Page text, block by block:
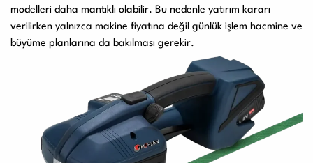
modelleri daha mantıklı olabilir. Bu nedenle yatırım kararı
verilirken yalnızca makine fiyatına değil günlük işlem hacmine ve
büyüme planlarına da bakılması gerekir.